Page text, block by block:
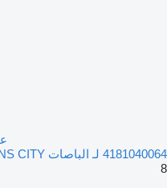
4181040064 لـ الباصات MAN LIONS CITY
8